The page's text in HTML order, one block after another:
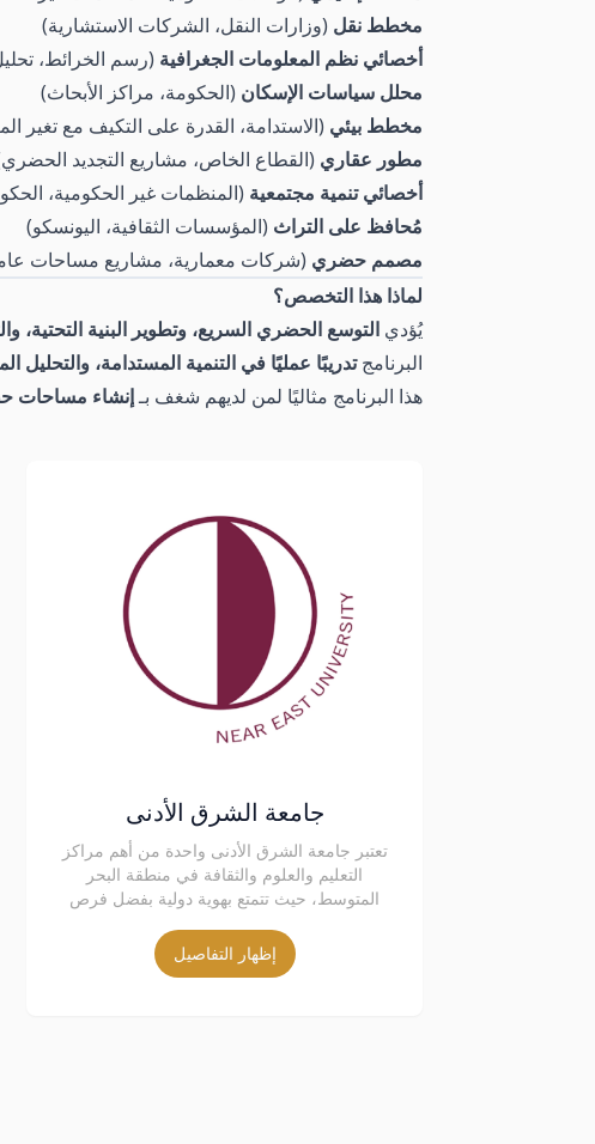
مخطط نقل (وزارات النقل، الشركات الاستشارية)
أخصائي نظم المعلومات الجغرافية (رسم الخرائط،
محلل سياسات الإسكان (الحكومة، مراكز الأبحاث)
مخطط بيئي (الاستدامة، القدرة على التكيف مع تغير
مطور عقاري (القطاع الخاص، مشاريع التجديد
أخصائي تنمية مجتمعية (المنظمات غير الحكومية،
مُحافظ على التراث (المؤسسات الثقافية، اليونسكو)
مصمم حضري (شركات معمارية، مشاريع مساحات
لماذا هذا التخصص؟
يُؤدي التوسع الحضري السريع، وتطوير البنية التحتية،
البرنامجتدريبًا عمليًا في التنمية المستدامة، والتحليل
هذا البرنامج مثاليًا لمن لديهم شغف بـإنشاء مساحات
جامعة الشرق الأدنى
تعتبر جامعة الشرق الأدنى واحدة من أهم مراكز
التعليم والعلوم والثقافة في منطقة البحر
المتوسط، حيث تتمتع بهوية دولية بفضل فرص
وتتميز بتقاليد تعليمية متعددة الثقافات، حيث
إظهار التفاصيل